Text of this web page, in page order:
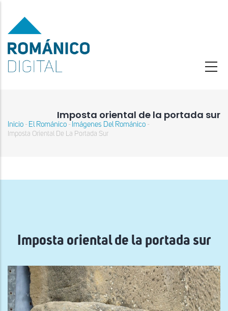
contenido
principal
Imposta oriental de la portada sur
Sobrescribir
ayuda
Inicio - El Románico - Imágenes Del Románico -
Imposta Oriental De La Portada Sur
Imposta oriental de la portada sur